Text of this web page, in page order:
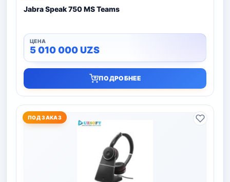
Jabra Speak 750 MS Teams
5 010 000UZS
ПОДРОБНЕЕ
ПОД ЗАКАЗ